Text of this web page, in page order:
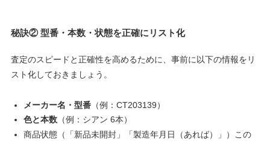
秘訣② 型番・本数・状態を正確にリスト化
査定のスピードと正確性を高めるために、事前に以下の情報をリ
スト化しておきましょう。
メーカー名・型番（例：CT203139）
色と本数（例：シアン 6本）
商品状態（「新品未開封」「製造年月日（あれば）」）この